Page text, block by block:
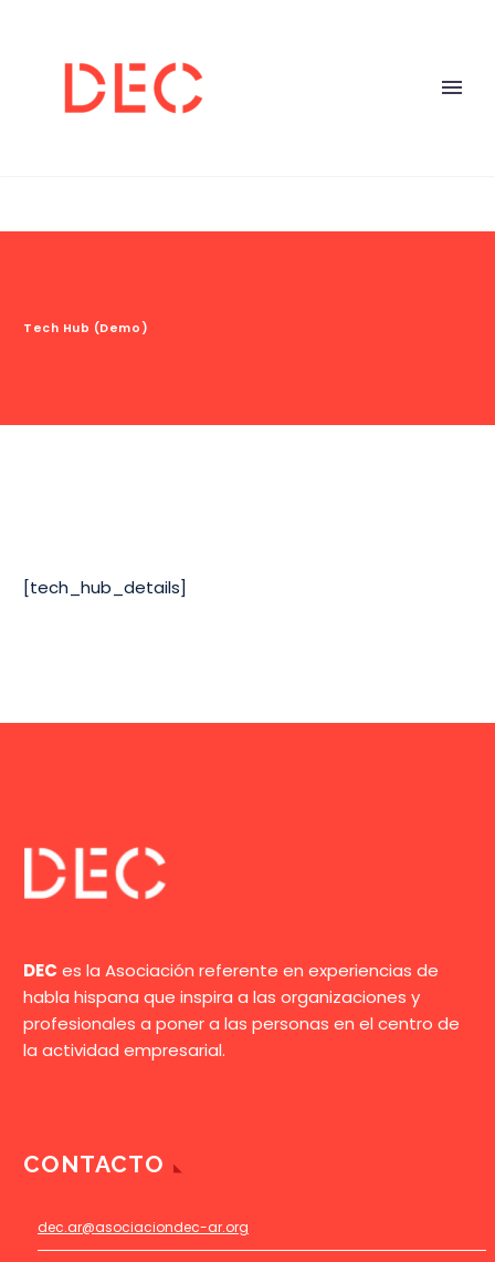
Tech Hub (Demo)
[tech_hub_details]
DEC es la Asociación referente en experiencias de
habla hispana que inspira a las organizaciones y
profesionales a poner a las personas en el centro de
la actividad empresarial.
CONTACTO
dec.ar@asociaciondec-ar.org